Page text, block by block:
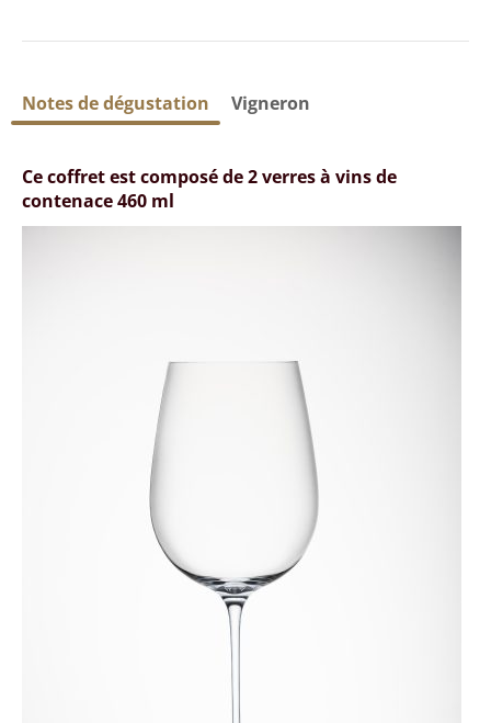
Notes de dégustation Vigneron
Ce coffret est composé de 2 verres à vins de
contenace 460 ml